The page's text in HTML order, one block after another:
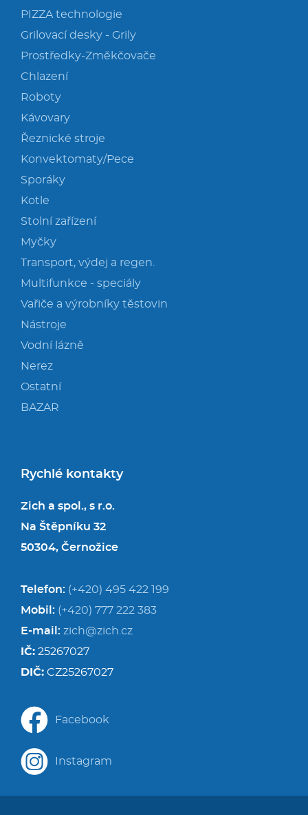
PIZZA technologie
Grilovací desky - Grily
Prostředky-Změkčovače
Chlazení
Roboty
Kávovary
Řeznické stroje
Konvektomaty/Pece
Sporáky
Kotle
Stolní zařízení
Myčky
Transport, výdej a regen.
Multifunkce - speciály
Vařiče a výrobníky těstovin
Nástroje
Vodní lázně
Nerez
Ostatní
BAZAR
Rychlé kontakty
Zich a spol., s r.o.
Na Štěpníku 32
50304, Černožice
Telefon: (+420) 495 422 199
Mobil: (+420) 777 222 383
E-mail: zich@zich.cz
IČ: 25267027
DIČ: CZ25267027
Facebook
Instagram